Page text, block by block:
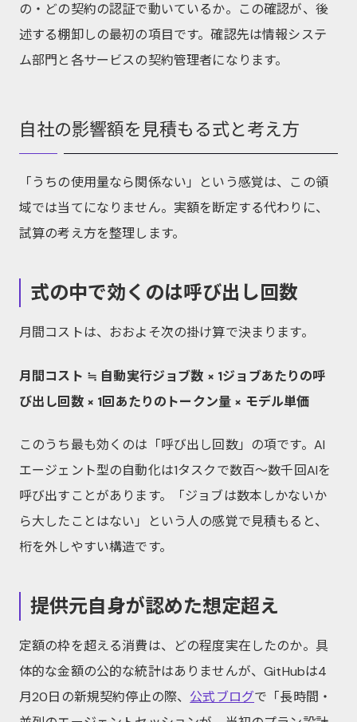
の・どの契約の認証で動いているか。この確認が、後
述する棚卸しの最初の項目です。確認先は情報システ
ム部門と各サービスの契約管理者になります。
自社の影響額を見積もる式と考え方
「うちの使用量なら関係ない」という感覚は、この領
域では当てになりません。実額を断定する代わりに、
試算の考え方を整理します。
式の中で効くのは呼び出し回数
月間コストは、おおよそ次の掛け算で決まります。
月間コスト ≒ 自動実行ジョブ数 × 1ジョブあたりの呼
び出し回数 × 1回あたりのトークン量 × モデル単価
このうち最も効くのは「呼び出し回数」の項です。AI
エージェント型の自動化は1タスクで数百〜数千回AIを
呼び出すことがあります。「ジョブは数本しかないか
ら大したことはない」という人の感覚で見積もると、
桁を外しやすい構造です。
提供元自身が認めた想定超え
定額の枠を超える消費は、どの程度実在したのか。具
体的な金額の公的な統計はありませんが、GitHubは4
月20日の新規契約停止の際、 公式ブログで「長時間・